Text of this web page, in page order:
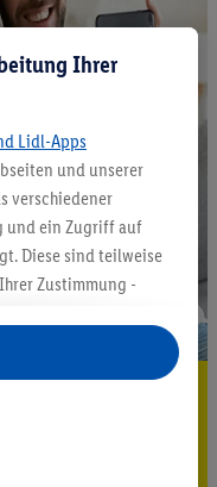
Ihrer
Lidl-Apps
und unserer
verschiedener
und ein Zugriff auf
Diese sind teilweise
Zustimmung -
IAB TCF
Werbung
Werbung werden